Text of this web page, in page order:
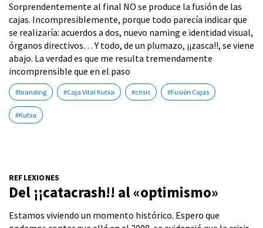
Sorprendentemente al final NO se produce la fusión de las
cajas. Incompresiblemente, porque todo parecía indicar que
se realizaría: acuerdos a dos, nuevo naming e identidad visual,
órganos directivos… Y todo, de un plumazo, ¡¡zasca!!, se viene
abajo. La verdad es que me resulta tremendamente
incomprensible que en el paso
#branding #Caja Vital Kutxa #crisis #Fusión Cajas
#Kutxa
REFLEXIONES
Del ¡¡catacrash!! al «optimismo»
Estamos viviendo un momento histórico. Espero que